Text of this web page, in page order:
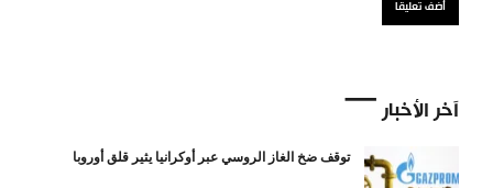
آخر الأخبار
توقف ضخ الغاز الروسي عبر أوكرانيا يثير قلق أوروبا